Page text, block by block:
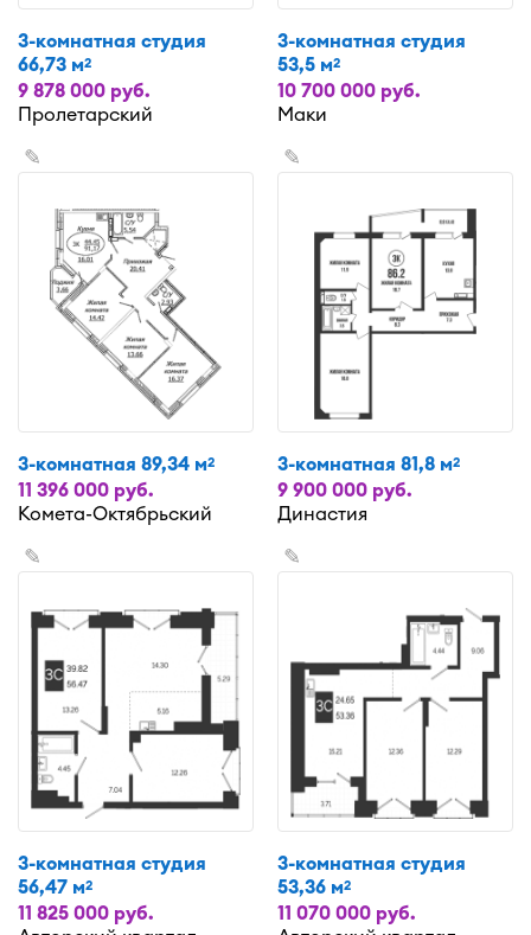
3-комнатная студия
66,73 м2
9 878 000 руб.
Пролетарский
3-комнатная студия
53,5 м2
10 700 000 руб.
Маки
✎
3-комнатная 89,34 м2
11 396 000 руб.
Комета-Октябрьский
✎
3-комнатная 81,8 м2
9 900 000 руб.
Династия
✎
3-комнатная студия
56,47 м2
11 825 000 руб.
✎
3-комнатная студия
53,36 м2
11 070 000 руб.